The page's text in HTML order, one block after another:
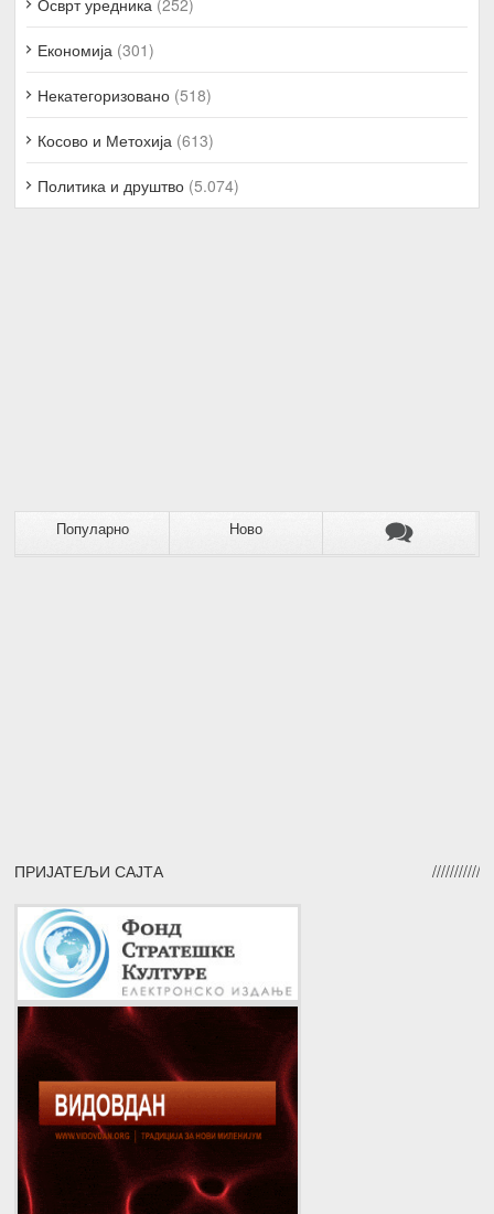
Економија (301)
Некатегоризовано (518)
Косово и Метохија (613)
Политика и друштво (5.074)
Популарно Ново
ПРИЈАТЕЉИ САЈТА